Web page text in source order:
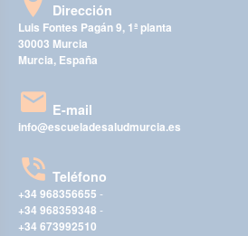
Dirección
Luis Fontes Pagán 9, 1ª planta
30003 Murcia
Murcia, España
E-mail
info@escueladesaludmurcia.es
Teléfono
+34 968356655 -
+34 968359348 -
+34 673992510